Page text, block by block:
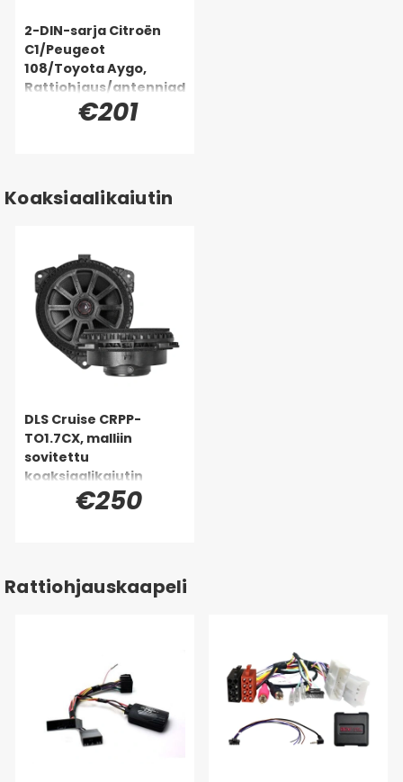
2-DIN-sarja Citroën
C1/Peugeot
108/Toyota Aygo,
Rattiohjaus/antenniad
€201
Koaksiaalikaiutin
DLS Cruise CRPP-
TO1.7CX, malliin
sovitettu
koaksiaalikaiutin
Toyota, Lexus &
monille muille
€250
Rattiohjauskaapeli